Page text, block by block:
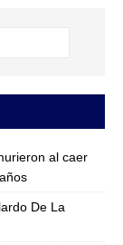
al caer
De La